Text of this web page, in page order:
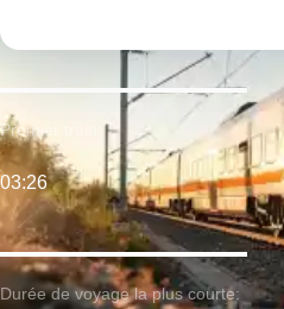
Durée de voyage la plus courte:
Premier train:
03:26